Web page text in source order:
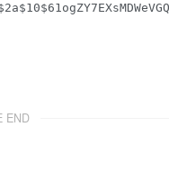
END